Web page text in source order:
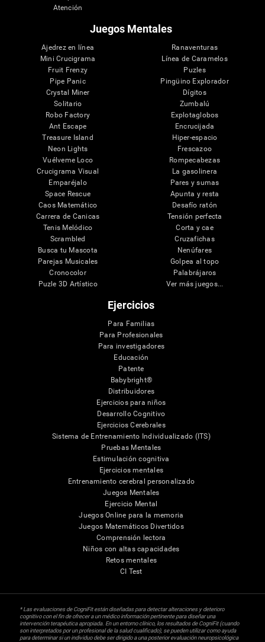
Atención
Juegos Mentales
Ajedrez en línea
Mini Crucigrama
Fruit Frenzy
Pipe Panic
Crystal Miner
Solitario
Robo Factory
Ant Escape
Treasure Island
Neon Lights
Vuélveme Loco
Crucigrama Visual
Emparéjalo
Space Rescue
Caos Matemático
Carrera de Canicas
Tenis Melódico
Scrambled
Busca tu Mascota
Parejas Musicales
Cronocolor
Puzle 3D Artístico
Ranaventuras
Línea de Caramelos
Puzles
Pingüino Explorador
Dígitos
Zumbalú
Explotaglobos
Encrucijada
Hiper-espacio
Frescazoo
Rompecabezas
La gasolinera
Pares y sumas
Apunta y resta
Desafío ratón
Tensión perfecta
Corta y cae
Cruzafichas
Nenúfares
Golpea al topo
Palabrájaros
Ver más juegos...
Ejercicios
Para Familias
Para Profesionales
Para investigadores
Educación
Patente
Babybright®
Distribuidores
Ejercicios para niños
Desarrollo Cognitivo
Ejercicios Cerebrales
Sistema de Entrenamiento Individualizado (ITS)
Pruebas Mentales
Estimulación cognitiva
Ejercicios mentales
Entrenamiento cerebral personalizado
Juegos Mentales
Ejercicio Mental
Juegos Online para la memoria
Juegos Matemáticos Divertidos
Comprensión lectora
Niños con altas capacidades
Retos mentales
CI Test
* Las evaluaciones de CogniFit están diseñadas para detectar alteraciones y deterioro
cognitivo con el fin de ofrecer a un médico información pertinente para diseñar una
intervención terapéutica apropiada. En un entorno clínico, los resultados de CogniFit (cuando
son interpretados por un profesional de la salud cualificado), se pueden utilizar como ayuda
para determinar si un individuo debe ser dirigido a una posterior evaluación neuropsicológica